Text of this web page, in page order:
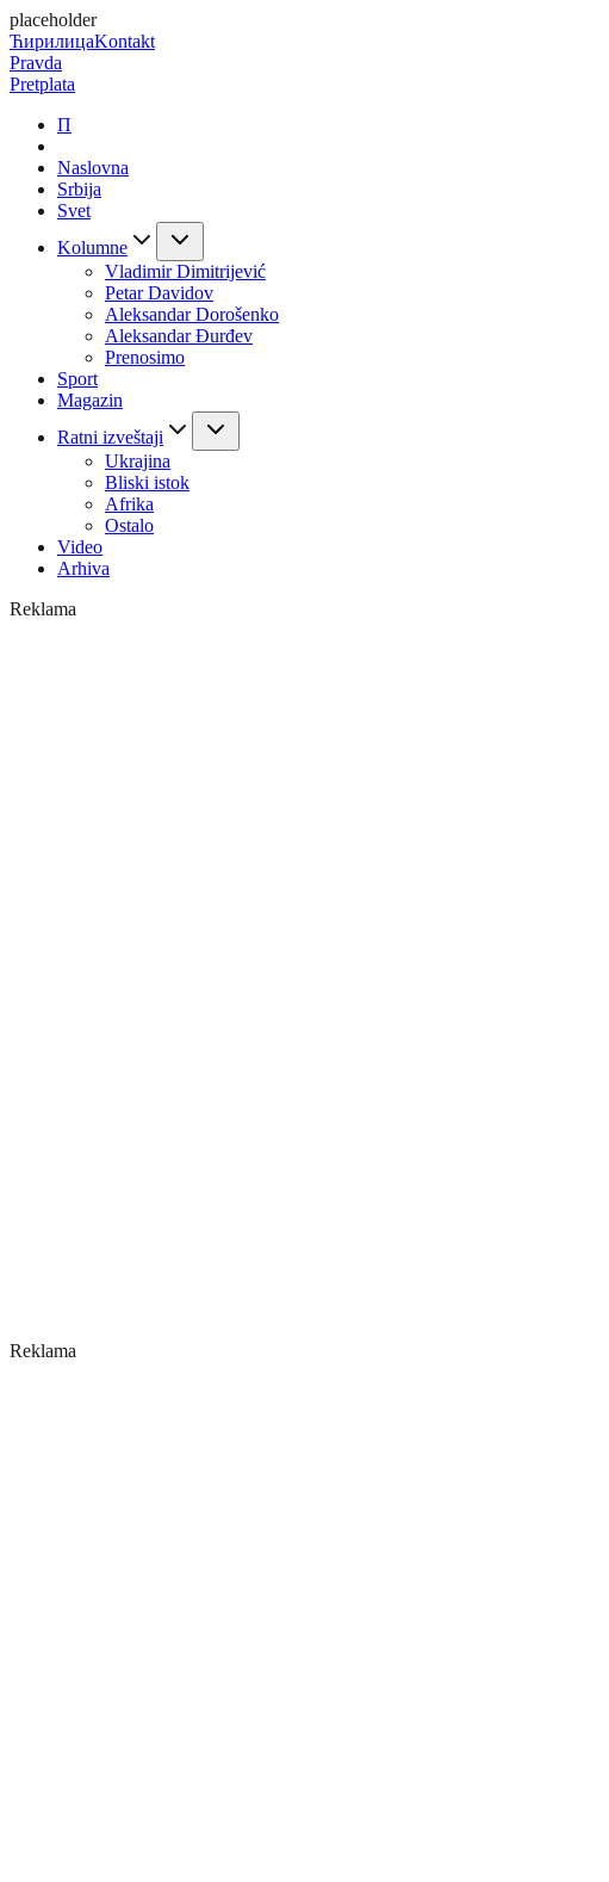
placeholder
ЋирилицаKontakt
Pravda
Pretplata
П
Naslovna
Srbija
Svet
Kolumne
Vladimir Dimitrijević
Petar Davidov
Aleksandar Dorošenko
Aleksandar Đurđev
Prenosimo
Sport
Magazin
Ratni izveštaji
Ukrajina
Bliski istok
Afrika
Ostalo
Video
Arhiva
Reklama
Reklama